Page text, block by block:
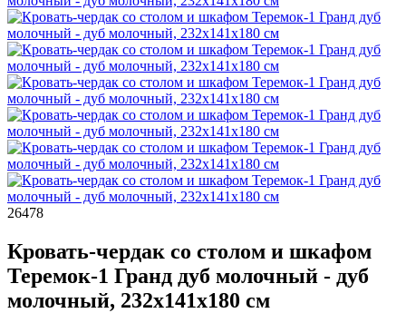
26478
Кровать-чердак со столом и шкафом
Теремок-1 Гранд дуб молочный - дуб
молочный, 232х141х180 см